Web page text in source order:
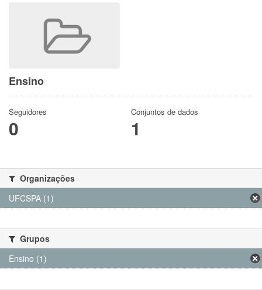
Ensino
Seguidores
0
Conjuntos de dados
1
Organizações
UFCSPA (1)
Grupos
Ensino (1)